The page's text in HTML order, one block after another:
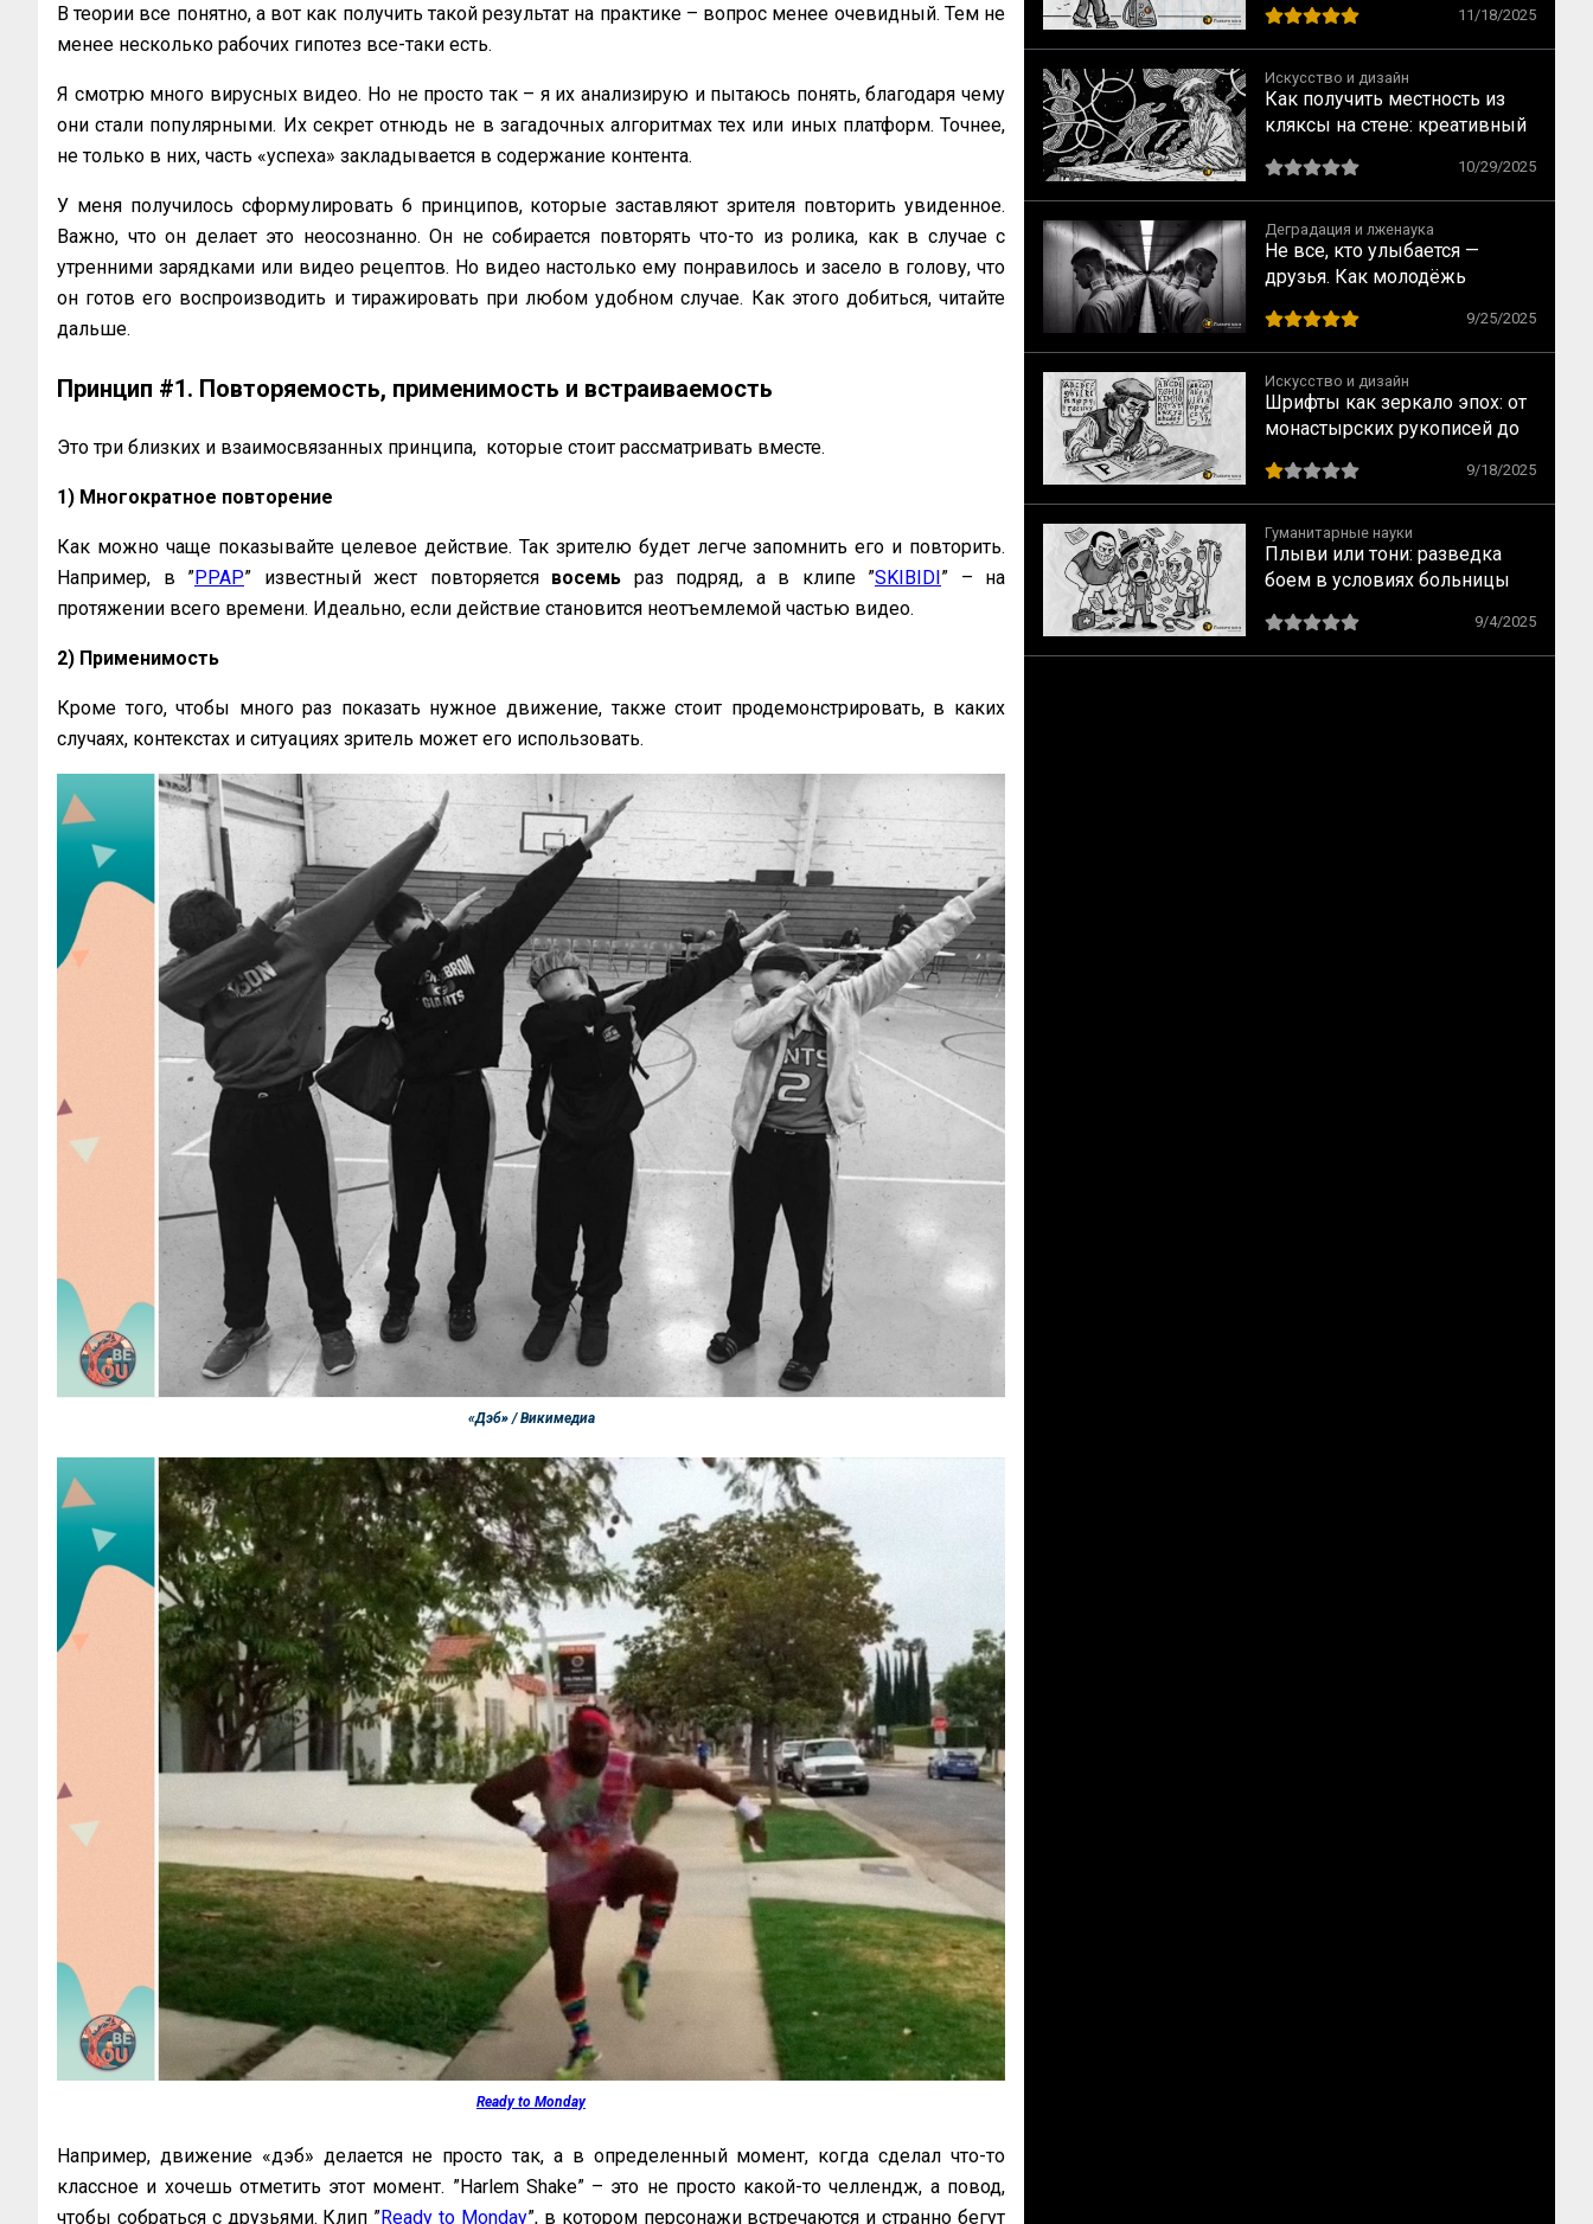
В теории все понятно, а вот как получить такой результат на практике – вопрос менее очевидный. Тем не
менее несколько рабочих гипотез все-таки есть.
Я смотрю много вирусных видео. Но не просто так – я их анализирую и пытаюсь понять, благодаря чему
они стали популярными. Их секрет отнюдь не в загадочных алгоритмах тех или иных платформ. Точнее,
не только в них, часть «успеха» закладывается в содержание контента.
У меня получилось сформулировать 6 принципов, которые заставляют зрителя повторить увиденное.
Важно, что он делает это неосознанно. Он не собирается повторять что-то из ролика, как в случае с
утренними зарядками или видео рецептов. Но видео настолько ему понравилось и засело в голову, что
он готов его воспроизводить и тиражировать при любом удобном случае. Как этого добиться, читайте
дальше.
Принцип #1. Повторяемость, применимость и встраиваемость
Это три близких и взаимосвязанных принципа, которые стоит рассматривать вместе.
1) Многократное повторение
Как можно чаще показывайте целевое действие. Так зрителю будет легче запомнить его и повторить.
Например, в ”PPAP” известный жест повторяется восемь раз подряд, а в клипе ”SKIBIDI” – на
протяжении всего времени. Идеально, если действие становится неотъемлемой частью видео.
2) Применимость
Кроме того, чтобы много раз показать нужное движение, также стоит продемонстрировать, в каких
случаях, контекстах и ситуациях зритель может его использовать.
«Дэб» / Викимедиа
Ready to Monday
Например, движение «дэб» делается не просто так, а в определенный момент, когда сделал что-то
классное и хочешь отметить этот момент. ”Harlem Shake” – это не просто какой-то челлендж, а повод,
чтобы собраться с друзьями. Клип ”Ready to Monday”, в котором персонажи встречаются и странно бегут
11/18/2025
Искусство и дизайн
Как получить местность из
кляксы на стене: креативный
10/29/2025
Деградация и лженаука
Не все, кто улыбается —
друзья. Как молодёжь
сообщества
9/25/2025
Искусство и дизайн
Шрифты как зеркало эпох: от
монастырских рукописей до
9/18/2025
Гуманитарные науки
Плыви или тони: разведка
боем в условиях больницы
9/4/2025